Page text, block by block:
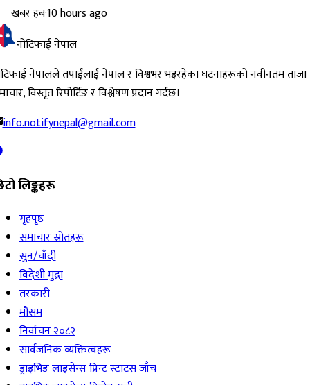
खबर हब·10 hours ago
नोटिफाई नेपाल
नेपालले तपाईंलाई नेपाल र विश्वभर भइरहेका घटनाहरूको नवीनतम ताजा
विस्तृत रिपोर्टिङ र विश्लेषण प्रदान गर्दछ।
info.notifynepal@gmail.com
लिङ्कहरू
गृहपृष्ठ
समाचार स्रोतहरू
सुन/चाँदी
विदेशी मुद्रा
तरकारी
मौसम
निर्वाचन २०८२
सार्वजनिक व्यक्तित्वहरू
ड्राइभिङ लाइसेन्स प्रिन्ट स्टाटस जाँच